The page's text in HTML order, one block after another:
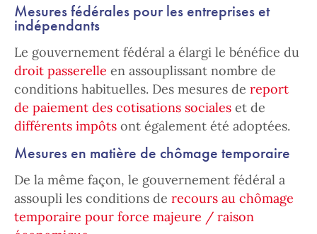
Mesures fédérales pour les entreprises et
indépendants
Le gouvernement fédéral a élargi le bénéfice du
droit passerelle en assouplissant nombre de
conditions habituelles. Des mesures de report
de paiement des cotisations sociales et de
différents impôts ont également été adoptées.
Mesures en matière de chômage temporaire
De la même façon, le gouvernement fédéral a
assoupli les conditions de recours au chômage
temporaire pour force majeure / raison